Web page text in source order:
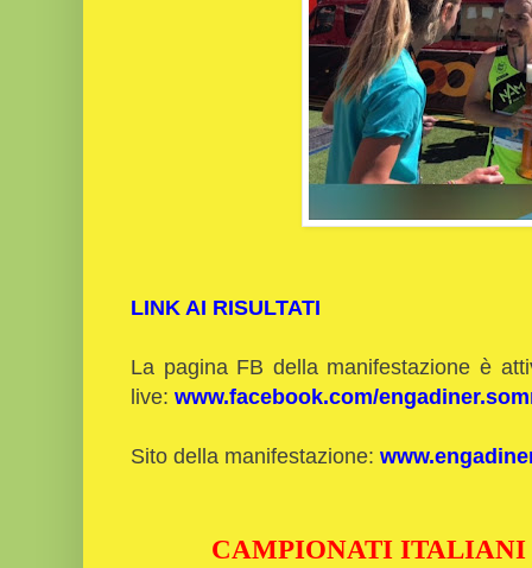
LINK AI RISULTATI
La pagina FB della manifestazione è
live: www.facebook.com/
Sito della manifestazione:
CAMPIONATI